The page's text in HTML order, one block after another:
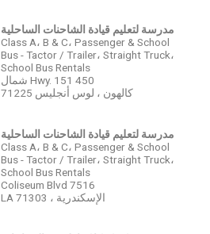
مدرسة لتعليم قيادة الشاحنات الساحلية
Class A، B & C، Passenger & School
Bus - Tactor / Trailer، Straight Truck،
School Bus Rentals
450 Hwy. 151 شمال
كالهون ، لوس أنجليس 71225
مدرسة لتعليم قيادة الشاحنات الساحلية
Class A، B & C، Passenger & School
Bus - Tactor / Trailer، Straight Truck،
School Bus Rentals
7516 Coliseum Blvd
الإسكندرية ، LA 71303